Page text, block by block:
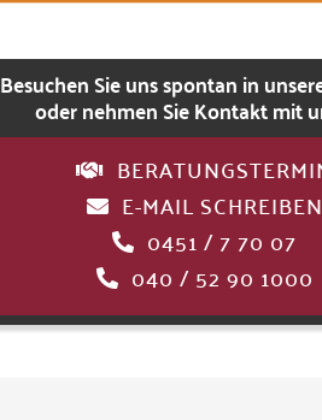
Besuchen Sie uns spontan in
oder nehmen Sie Kontakt mit
E-MAIL SCHREIBEN
0451 / 7 70 07
040 / 52 90 1000